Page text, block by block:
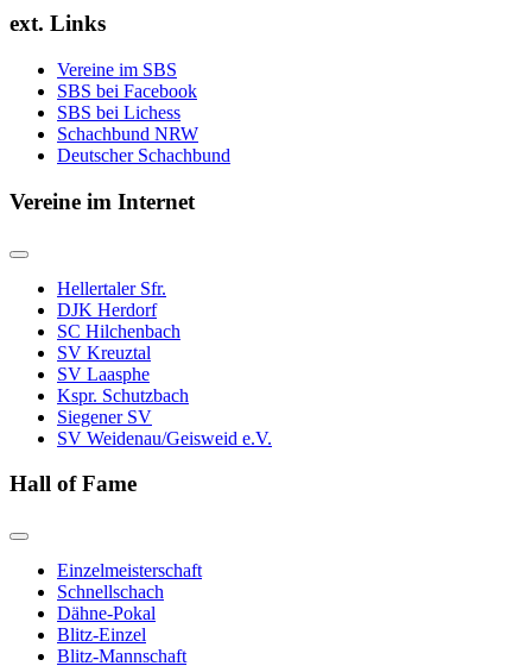
ext. Links
Vereine im SBS
SBS bei Facebook
SBS bei Lichess
Schachbund NRW
Deutscher Schachbund
Vereine im Internet
Hellertaler Sfr.
DJK Herdorf
SC Hilchenbach
SV Kreuztal
SV Laasphe
Kspr. Schutzbach
Siegener SV
SV Weidenau/Geisweid e.V.
Hall of Fame
Einzelmeisterschaft
Schnellschach
Dähne-Pokal
Blitz-Einzel
Blitz-Mannschaft